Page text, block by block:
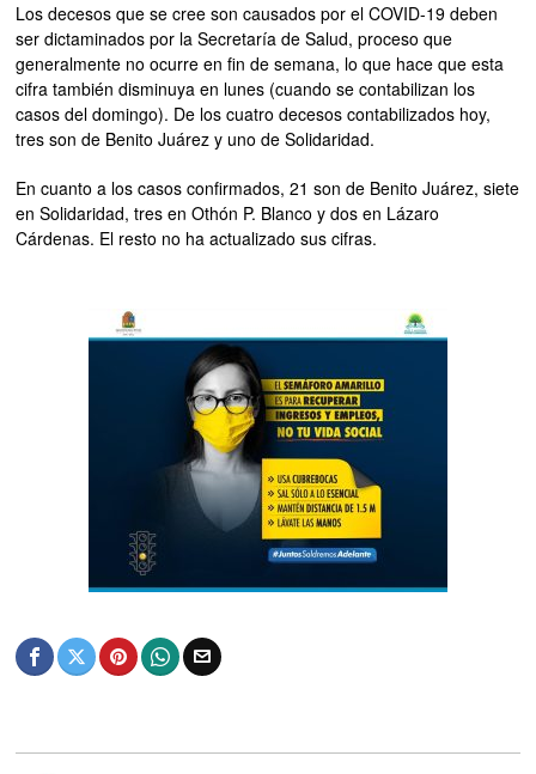
Los decesos que se cree son causados por el COVID-19 deben
ser dictaminados por la Secretaría de Salud, proceso que
generalmente no ocurre en fin de semana, lo que hace que esta
cifra también disminuya en lunes (cuando se contabilizan los
casos del domingo). De los cuatro decesos contabilizados hoy,
tres son de Benito Juárez y uno de Solidaridad.
En cuanto a los casos confirmados, 21 son de Benito Juárez, siete
en Solidaridad, tres en Othón P. Blanco y dos en Lázaro
Cárdenas. El resto no ha actualizado sus cifras.